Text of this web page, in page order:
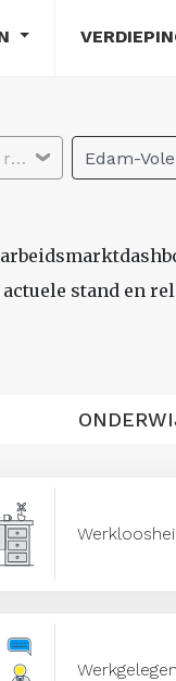
Selecteer economische regio Edam-
stand en